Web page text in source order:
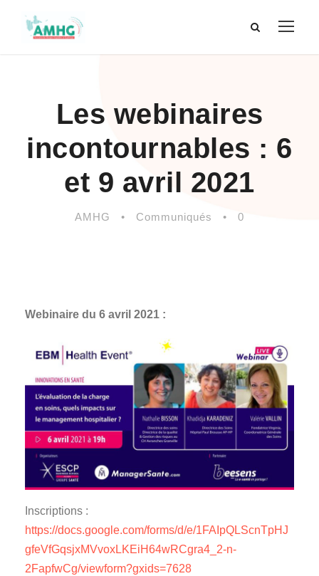
Les webinaires
incontournables : 6
et 9 avril 2021
AMHG • Communiqués • 0
Webinaire du 6 avril 2021 :
Inscriptions :
https://docs.google.com/forms/d/e/1FAIpQLScnTpHJ
gfeVfGqsjxMVvoxLKEiH64wRCgra4_2-n-
2FapfwCg/viewform?gxids=7628